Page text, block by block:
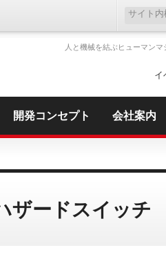
人と機械を結ぶヒューマン
イ
開発コンセプト 会社案内
ザードスイッチ